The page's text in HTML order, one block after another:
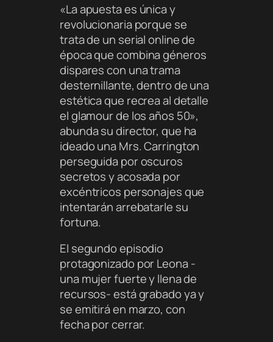
«La apuesta es única y
revolucionaria porque se
trata de un serial online de
época que combina géneros
dispares con una trama
desternillante, dentro de una
estética que recrea al detalle
el glamour de los años 50»,
abunda su director, que ha
ideado una Mrs. Carrington
perseguida por oscuros
secretos y acosada por
excéntricos personajes que
intentarán arrebatarle su
fortuna.
El segundo episodio
protagonizado por Leona -
una mujer fuerte y llena de
recursos- está grabado ya y
se emitirá en marzo, con
fecha por cerrar.